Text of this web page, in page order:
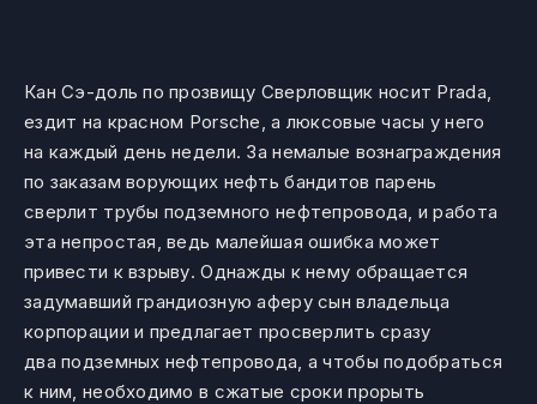
Кан Сэ-доль по прозвищу Сверловщик носит Prada,
ездит на красном Porsche, а люксовые часы у него
на каждый день недели. За немалые вознаграждения
по заказам ворующих нефть бандитов парень
сверлит трубы подземного нефтепровода, и работа
эта непростая, ведь малейшая ошибка может
привести к взрыву. Однажды к нему обращается
задумавший грандиозную аферу сын владельца
корпорации и предлагает просверлить сразу
два подземных нефтепровода, а чтобы подобраться
к ним, необходимо в сжатые сроки прорыть